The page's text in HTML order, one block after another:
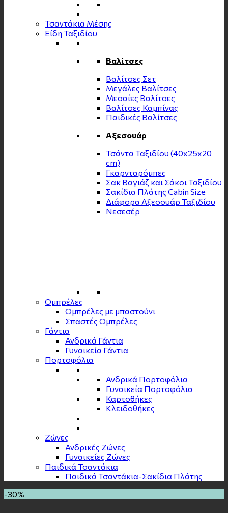
Τσαντάκια Μέσης
Είδη Ταξιδίου
Βαλίτσες
Βαλίτσες Σετ
Μεγάλες Βαλίτσες
Μεσαίες Βαλίτσες
Βαλίτσες Καμπίνας
Παιδικές Βαλίτσες
Αξεσουάρ
Τσάντα Ταξιδίου (40x25x20
cm)
Γκαρνταρόμπες
Σακ Βαγιάζ και Σάκοι Ταξιδίου
Σακίδια Πλάτης Cabin Size
Διάφορα Αξεσουάρ Ταξιδίου
Νεσεσέρ
Ομπρέλες
Ομπρέλες με μπαστούνι
Σπαστές Ομπρέλες
Γάντια
Ανδρικά Γάντια
Γυναικεία Γάντια
Πορτοφόλια
Ανδρικά Πορτοφόλια
Γυναικεία Πορτοφόλια
Καρτοθήκες
Κλειδοθήκες
Zώνες
Ανδρικές Ζώνες
Γυναικείες Ζώνες
Παιδικά Τσαντάκια
Παιδικά Τσαντάκια-Σακίδια Πλάτης
-30%